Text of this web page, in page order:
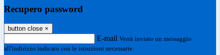
Recupero password
button close ×
E-mail Verrà inviato un messaggio
all'indirizzo indicato con le istruzioni necessarie.